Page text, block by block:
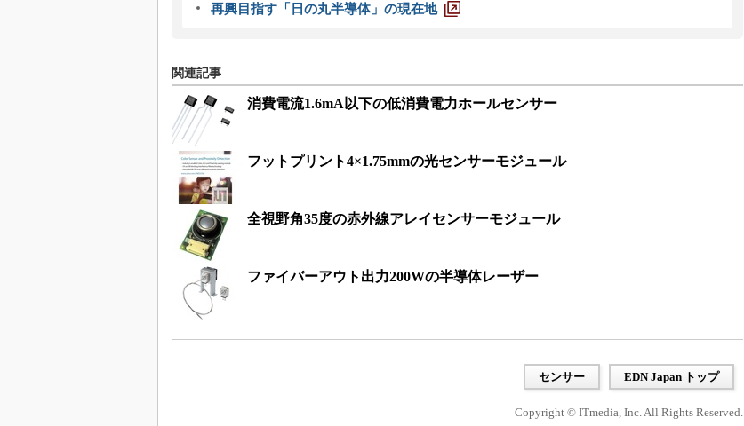
再興目指す「日の丸半導体」の現在地
関連記事
消費電流1.6mA以下の低消費電力ホールセンサー
フットプリント4×1.75mmの光センサーモジュール
全視野角35度の赤外線アレイセンサーモジュール
ファイバーアウト出力200Wの半導体レーザー
センサー EDN Japan トップ
Copyright © ITmedia, Inc. All Rights Reserved.